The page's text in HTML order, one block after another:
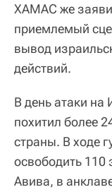
ХАМАС же
приемлемый
вывод
действий.
В день атаки
похитил более
страны. В ходе
освободить
Авива, в